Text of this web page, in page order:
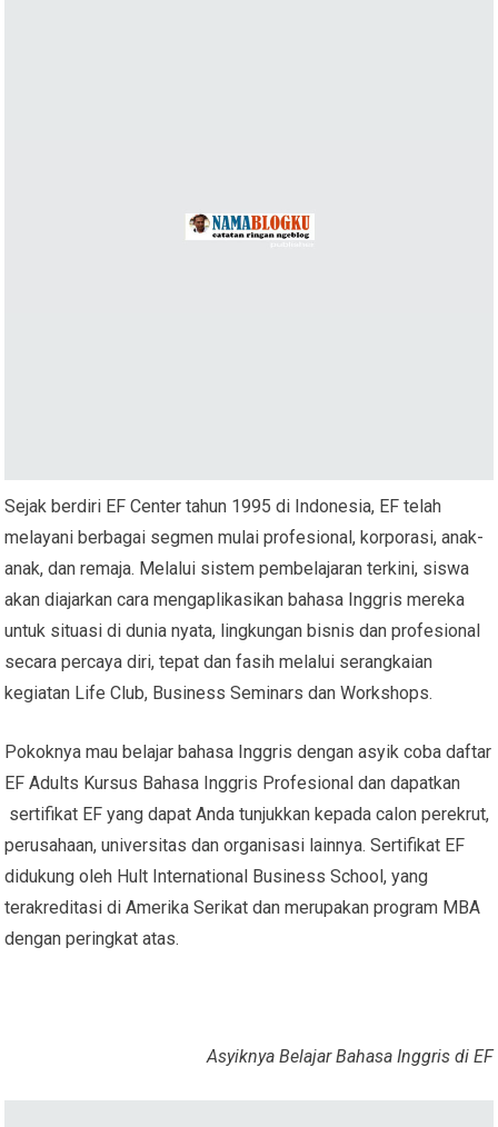
Sejak berdiri EF Center tahun 1995 di Indonesia, EF telah
melayani berbagai segmen mulai profesional, korporasi, anak-
anak, dan remaja. Melalui sistem pembelajaran terkini, siswa
akan diajarkan cara mengaplikasikan bahasa Inggris mereka
untuk situasi di dunia nyata, lingkungan bisnis dan profesional
secara percaya diri, tepat dan fasih melalui serangkaian
kegiatan Life Club, Business Seminars dan Workshops.
Pokoknya mau belajar bahasa Inggris dengan asyik coba daftar
EF Adults Kursus Bahasa Inggris Profesional dan dapatkan
sertifikat EF yang dapat Anda tunjukkan kepada calon perekrut,
perusahaan, universitas dan organisasi lainnya. Sertifikat EF
didukung oleh Hult International Business School, yang
terakreditasi di Amerika Serikat dan merupakan program MBA
dengan peringkat atas.
Asyiknya Belajar Bahasa Inggris di EF